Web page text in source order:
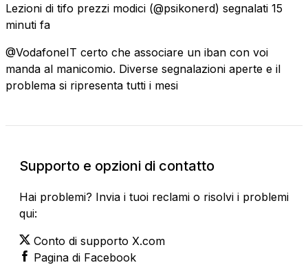
Lezioni di tifo prezzi modici (@psikonerd) segnalati 15
minuti fa
@VodafoneIT certo che associare un iban con voi
manda al manicomio. Diverse segnalazioni aperte e il
problema si ripresenta tutti i mesi
Supporto e opzioni di contatto
Hai problemi? Invia i tuoi reclami o risolvi i problemi
qui:
Conto di supporto X.com
Pagina di Facebook